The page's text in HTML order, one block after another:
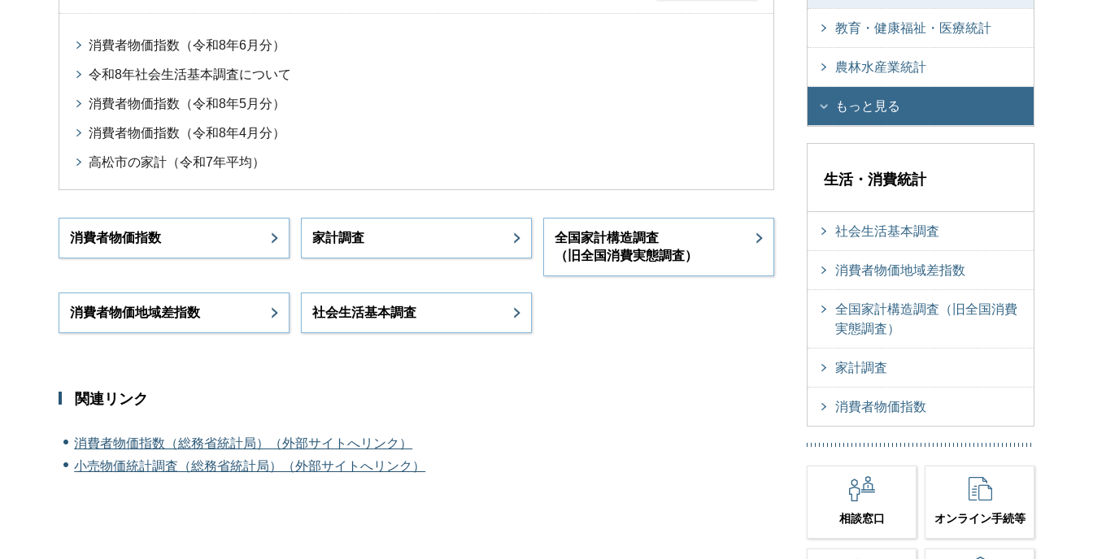
消費者物価指数（令和8年6月分）
令和8年社会生活基本調査について
消費者物価指数（令和8年5月分）
消費者物価指数（令和8年4月分）
高松市の家計（令和7年平均）
消費者物価指数 家計調査
全国家計構造調査
（旧全国消費実態調査）
消費者物価地域差指数 社会生活基本調査
関連リンク
消費者物価指数（総務省統計局）（外部サイトへリンク）
小売物価統計調査（総務省統計局）（外部サイトへリンク）
教育・健康福祉・医療統計
農林水産業統計
もっと見る
生活・消費統計
社会生活基本調査
消費者物価地域差指数
全国家計構造調査（旧全国消費
実態調査）
家計調査
消費者物価指数
相談窓口 オンライン手続等